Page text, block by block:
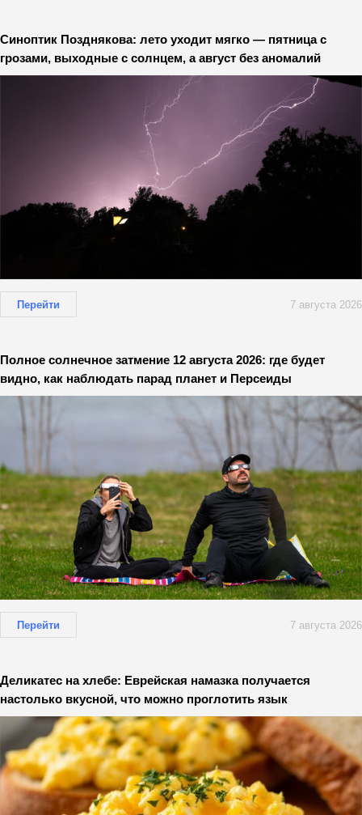
Синоптик Позднякова: лето уходит мягко — пятница с
грозами, выходные с солнцем, а август без аномалий
Перейти 7 августа 2026
Полное солнечное затмение 12 августа 2026: где будет
видно, как наблюдать парад планет и Персеиды
Перейти 7 августа 2026
Деликатес на хлебе: Еврейская намазка получается
настолько вкусной, что можно проглотить язык